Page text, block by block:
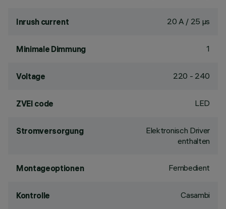
Inrush current 20 A / 25 µs
Minimale Dimmung 1
Voltage 220 - 240
ZVEI code LED
Stromversorgung
Elektronisch Driver
enthalten
Montageoptionen Fernbedient
Kontrolle Casambi